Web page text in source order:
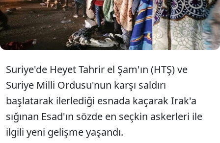
ettiği askerlerin battaniyelere sarılı fotoğrafları
dikkat çekti.
Suriye'de Heyet Tahrir el Şam'ın (HTŞ) ve
Suriye Milli Ordusu'nun karşı saldırı
başlatarak ilerlediği esnada kaçarak Irak'a
sığınan Esad'ın sözde en seçkin askerleri ile
ilgili yeni gelişme yaşandı.